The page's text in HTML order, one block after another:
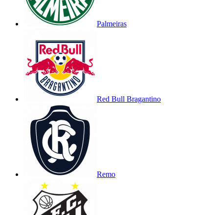
Palmeiras
Red Bull Bragantino
Remo